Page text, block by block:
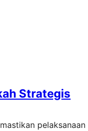
Strategis
pelaksanaan